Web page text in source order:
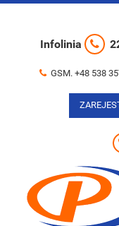
Infolinia
GSM. +48 538